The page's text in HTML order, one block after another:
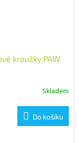
kroužky PAW
Skladem
Do košíku